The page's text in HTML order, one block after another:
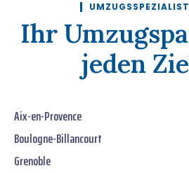
Ihr
jeden
Aix-en-Provence
Boulogne-Billancourt
Grenoble